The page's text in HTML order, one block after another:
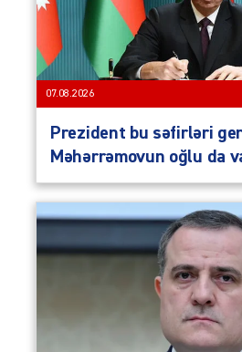
07.08.2026
Prezident bu səfirləri
Məhərrəmovun oğlu da